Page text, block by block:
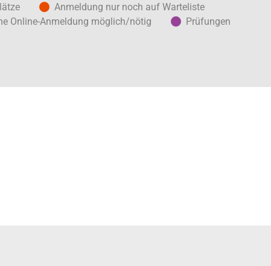
Anmeldung nur noch auf Warteliste
Online-Anmeldung möglich/nötig Prüfungen